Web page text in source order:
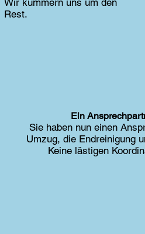
Rest.
Ein
Sie haben nun einen
Umzug, die Endreinigung
Keine lästigen